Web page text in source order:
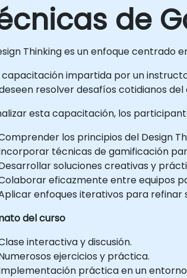
de
Thinking es un enfoque centrado
capacitación impartida por un
resolver desafíos cotidianos
esta capacitación, los
los principios del Design
técnicas de gamificación
soluciones creativas y
eficazmente entre equipos
enfoques iterativos para
del curso
interactiva y discusión.
ejercicios y práctica.
práctica en un